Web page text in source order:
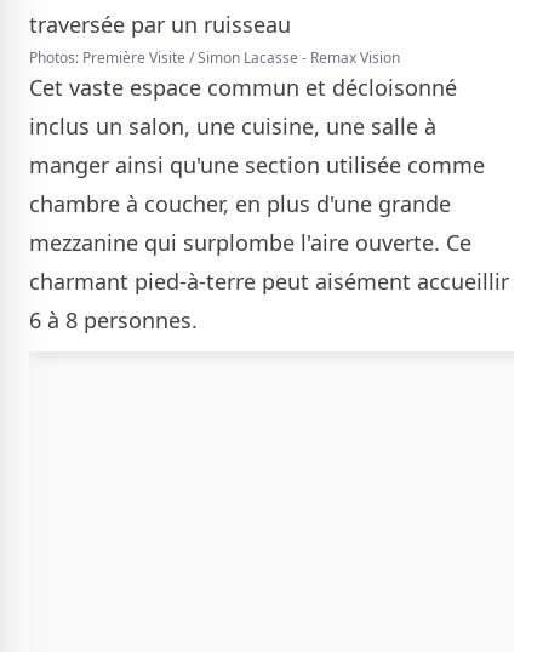
Photos: Première Visite / Simon Lacasse - Remax Vision
Cet vaste espace commun et décloisonné
inclus un salon, une cuisine, une salle à
manger ainsi qu'une section utilisée comme
chambre à coucher, en plus d'une grande
mezzanine qui surplombe l'aire ouverte. Ce
charmant pied-à-terre peut aisément accueillir
6 à 8 personnes.